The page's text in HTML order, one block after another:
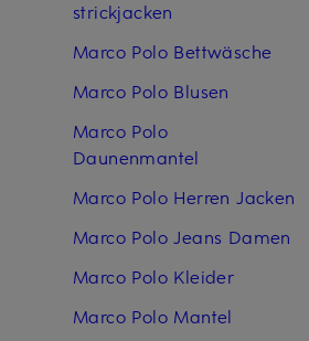
strickjacken
Marco Polo Bettwäsche
Marco Polo Blusen
Marco Polo
Daunenmantel
Marco Polo Herren Jacken
Marco Polo Jeans Damen
Marco Polo Kleider
Marco Polo Mantel